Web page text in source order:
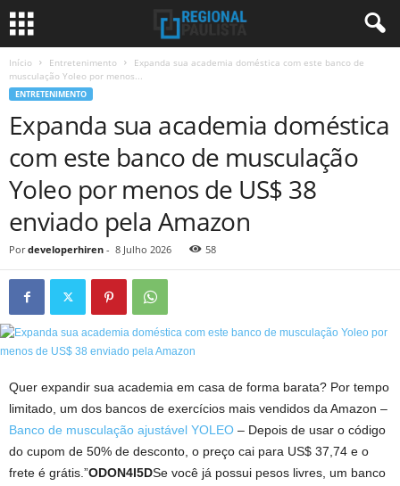
Início Entretenimento
Expanda sua academia doméstica com este banco de
musculação Yoleo por menos...
ENTRETENIMENTO
Expanda sua academia doméstica
com este banco de musculação
Yoleo por menos de US$ 38
enviado pela Amazon
Por developerhiren - 8 Julho 2026 58
Quer expandir sua academia em casa de forma barata? Por tempo
limitado, um dos bancos de exercícios mais vendidos da Amazon –
Banco de musculação ajustável YOLEO – Depois de usar o código
do cupom de 50% de desconto, o preço cai para US$ 37,74 e o
frete é grátis.”ODON4I5DSe você já possui pesos livres, um banco